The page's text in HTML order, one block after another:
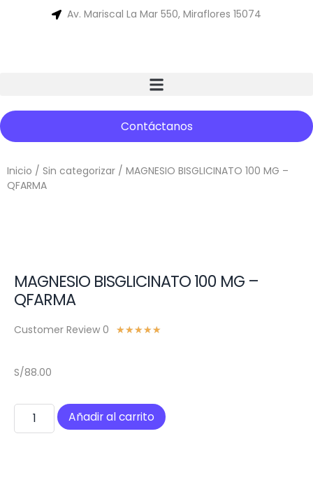
Av. Mariscal La Mar 550, Miraflores 15074
Contáctanos
Inicio / Sin categorizar / MAGNESIO BISGLICINATO 100 MG –
QFARMA
MAGNESIO BISGLICINATO 100 MG –
QFARMA
Customer Review 0 ★★★★★
S/88.00
Añadir al carrito